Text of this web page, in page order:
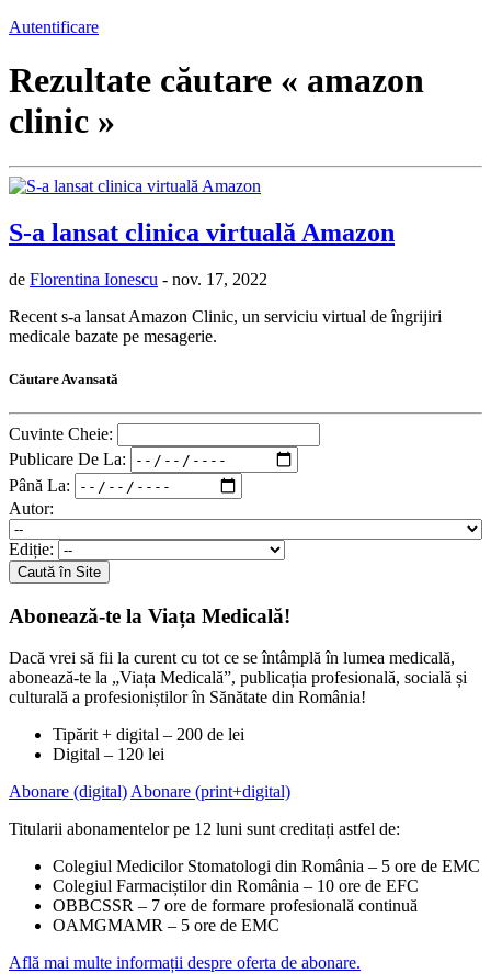
Autentificare
Rezultate căutare « amazon
clinic »
S-a lansat clinica virtuală Amazon
de Florentina Ionescu - nov. 17, 2022
Recent s-a lansat Amazon Clinic, un serviciu virtual de îngrijiri
medicale bazate pe mesagerie.
Căutare Avansată
Cuvinte Cheie:
Publicare De La:
Până La:
Autor:
Ediție:
Caută în Site
Abonează-te la Viața Medicală!
Dacă vrei să fii la curent cu tot ce se întâmplă în lumea medicală,
abonează-te la „Viața Medicală”, publicația profesională, socială și
culturală a profesioniștilor în Sănătate din România!
Tipărit + digital – 200 de lei
Digital – 120 lei
Abonare (digital)Abonare (print+digital)
Titularii abonamentelor pe 12 luni sunt creditați astfel de:
Colegiul Medicilor Stomatologi din România – 5 ore de EMC
Colegiul Farmaciștilor din România – 10 ore de EFC
OBBCSSR – 7 ore de formare profesională continuă
OAMGMAMR – 5 ore de EMC
Află mai multe informații despre oferta de abonare.